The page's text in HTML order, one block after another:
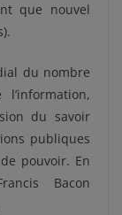
que nouvel
du nombre
du savoir
publiques
pouvoir. En
Bacon